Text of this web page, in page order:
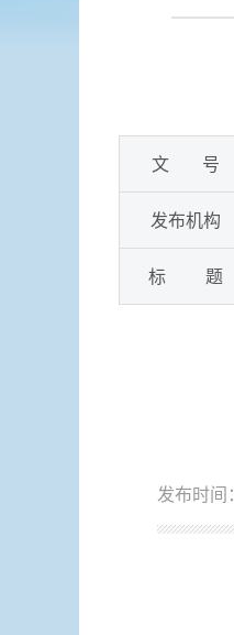
文 号
发布机构
标 题
发布时间